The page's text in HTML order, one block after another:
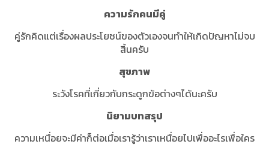
ความรักคนมีคู่
คู่รักคิดแต่เรื่องผลประโยชน์ของตัวเองจนทำให้เกิดปัญหาไม่จบ
สิ้นครับ
สุขภาพ
ระวังโรคที่เกี่ยวกับกระดูกข้อต่างๆได้นะครับ
นิยามบทสรุป
ความเหนื่อยจะมีค่าก็ต่อเมื่อเรารู้ว่าเราเหนื่อยไปเพื่ออะไรเพื่อใคร